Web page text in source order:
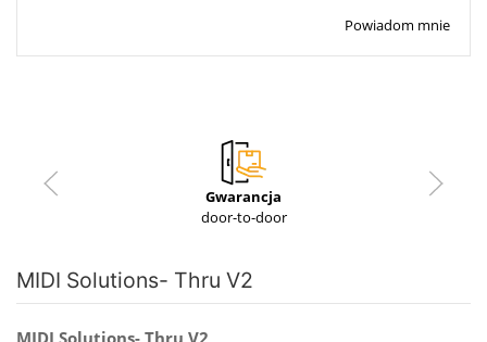
Powiadom mnie
Gwarancja
door-to-door
MIDI Solutions- Thru V2